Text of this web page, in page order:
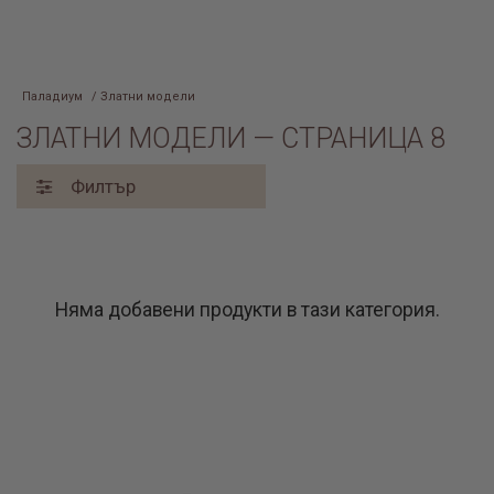
Паладиум / Златни модели
ЗЛАТНИ МОДЕЛИ — СТРАНИЦА 8
Филтър
Няма добавени продукти в тази категория.